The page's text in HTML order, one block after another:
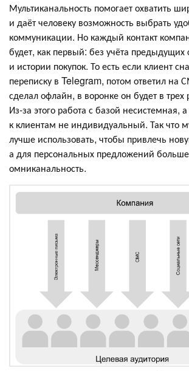
Мультиканальность помогает охватить
и даёт человеку возможность выбрать
коммуникации. Но каждый контакт
будет, как первый: без учёта
и истории покупок. То есть если клиент
переписку в Telegram, потом ответил на
сделал офлайн, в воронке он будет в трех
Из-за этого работа с базой несистемная,
к клиентам не индивидуальный. Так что
лучше использовать, чтобы привлечь
а для персональных предложений
омниканальность.